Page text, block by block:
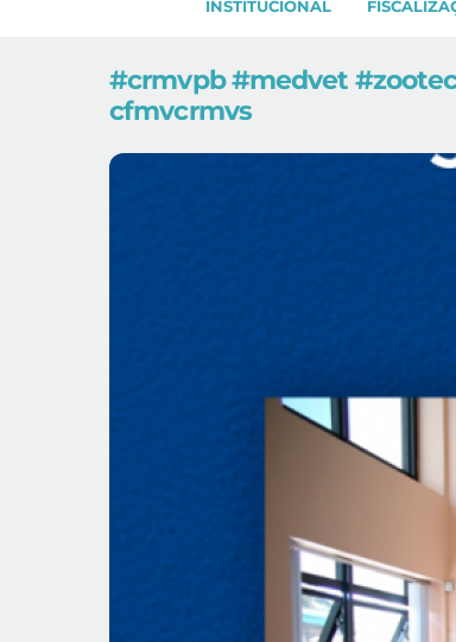
INSTITUCIONAL
#crmvpb #medvet
cfmvcrmvs